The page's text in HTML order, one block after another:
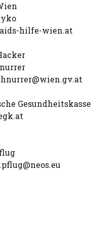
hilfe-wien.at
Gesundheitskasse